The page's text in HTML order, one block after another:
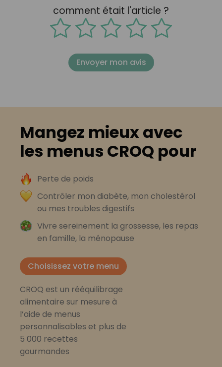
comment était l'article ?
Envoyer mon avis
Mangez mieux avec
les menus CROQ pour
Perte de poids
Contrôler mon diabète, mon cholestérol
ou mes troubles digestifs
Vivre sereinement la grossesse, les repas
en famille, la ménopause
Choisissez votre menu
CROQ est un rééquilibrage
alimentaire sur mesure à
l’aide de menus
personnalisables et plus de
5 000 recettes
gourmandes